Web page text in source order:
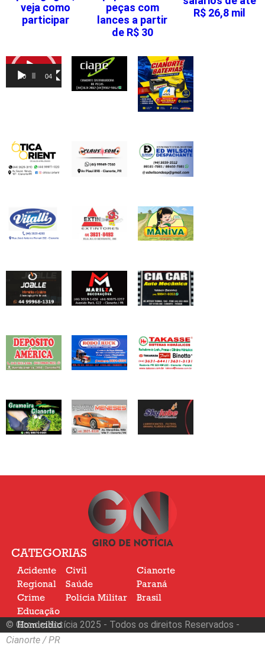
veja como
participar
peças com
lances a partir
de R$ 30
R$ 26,8 mil
Tocador
00:00 04:46
CATEGORIAS
Acidente
Regional
Crime
Civil
Saúde
Polícia Militar
Cianorte
Paraná
Brasil
Educação
Homicídio
Nacional
© Giro de Notícia 2025 - Todos os direitos Reservados -
Cianorte / PR